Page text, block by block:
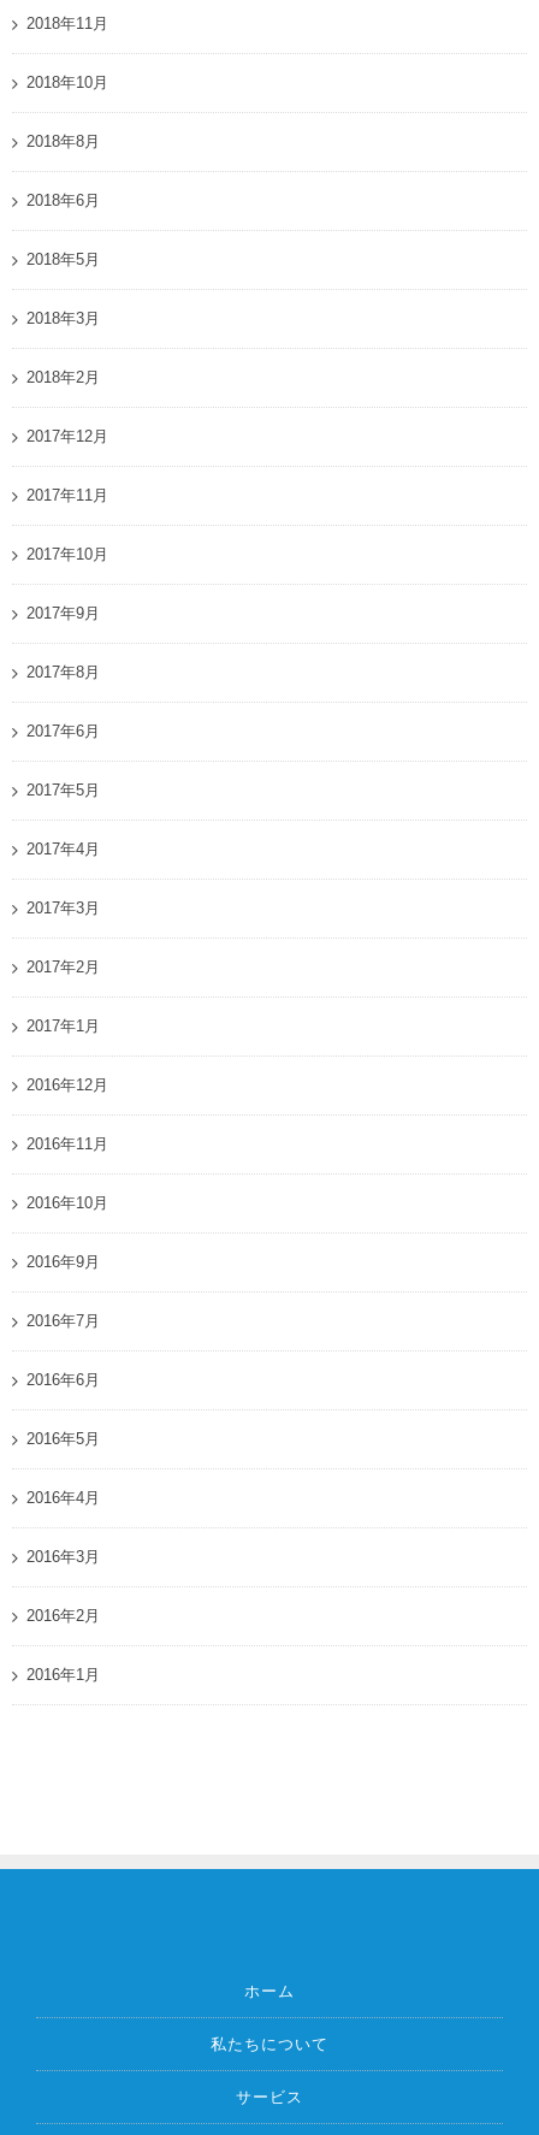
2018年11月
2018年10月
2018年8月
2018年6月
2018年5月
2018年3月
2018年2月
2017年12月
2017年11月
2017年10月
2017年9月
2017年8月
2017年6月
2017年5月
2017年4月
2017年3月
2017年2月
2017年1月
2016年12月
2016年11月
2016年10月
2016年9月
2016年7月
2016年6月
2016年5月
2016年4月
2016年3月
2016年2月
2016年1月
ホーム
私たちについて
サービス